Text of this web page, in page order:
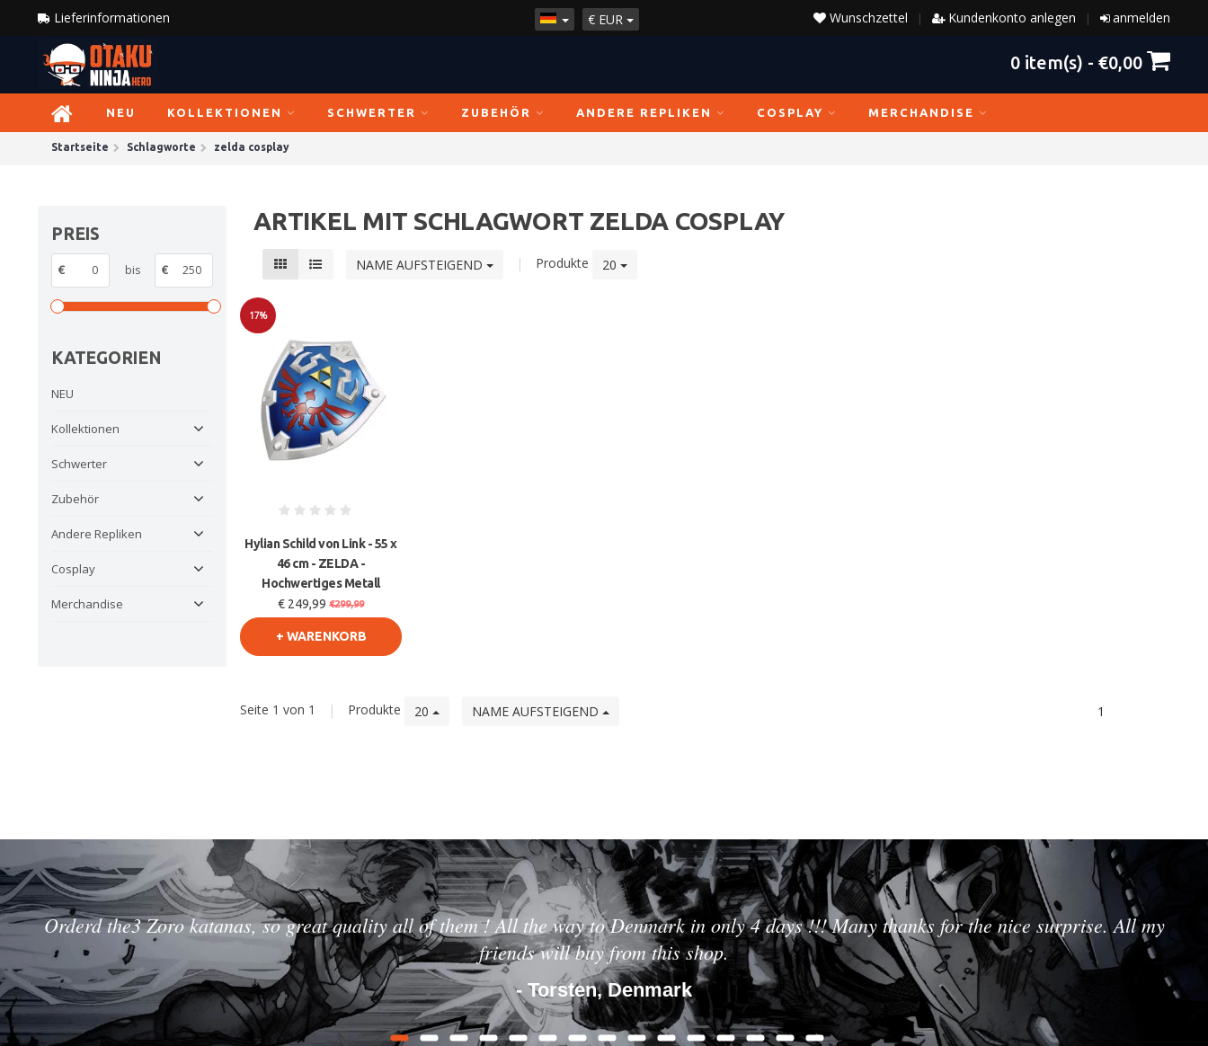
Lieferinformationen € EUR anmelden
|
Kundenkonto anlegen
|
Wunschzettel
0 item(s) - €0,00
NEU KOLLEKTIONEN SCHWERTER ZUBEHÖR ANDERE REPLIKEN COSPLAY MERCHANDISE
Startseite Schlagworte zelda cosplay
PREIS
€ bis €
KATEGORIEN
NEU
Kollektionen
Schwerter
Zubehör
Andere Repliken
Cosplay
Merchandise
ARTIKEL MIT SCHLAGWORT ZELDA COSPLAY
NAME AUFSTEIGEND | Produkte 20
17%
Hylian Schild von Link - 55 x
46 cm - ZELDA -
Hochwertiges Metall
€ 249,99 €299,99
+ WARENKORB
Seite 1 von 1 | Produkte 20 NAME AUFSTEIGEND 1
Orderd the3 Zoro katanas, so great quality all of them ! All the way to Denmark in only 4 days !!! Many thanks for the nice surprise. All my
friends will buy from this shop.
- Torsten, Denmark